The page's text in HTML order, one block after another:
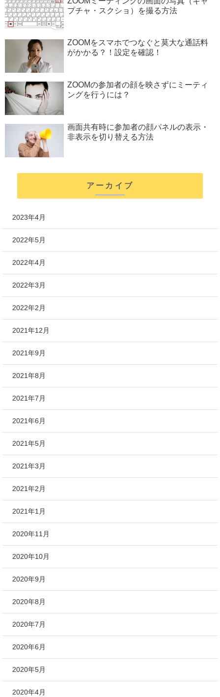
プチャ・スクショ）を撮る方法
ZOOMをスマホでつなぐと莫大な通話料
がかかる？！設定を確認！
ZOOMの参加者の顔を映さずにミーティ
ングを行うには？
画面共有時に参加者の顔パネルの表示・
非表示を切り替える方法
アーカイブ
2023年4月
2022年5月
2022年4月
2022年3月
2022年2月
2021年12月
2021年9月
2021年8月
2021年7月
2021年6月
2021年5月
2021年3月
2021年2月
2021年1月
2020年11月
2020年10月
2020年9月
2020年8月
2020年7月
2020年6月
2020年5月
2020年4月